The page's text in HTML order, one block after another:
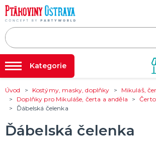
Půjčovna kostýmů
Párty výzdoba na klíč
Nafukování balónků
Kategorie
PÁRTY VÝZDOBA
Tématické párty
Pozvánky
Úvod Kostýmy, masky, doplňky
Mikuláš,
Doplňky pro Mikuláše, čerta a anděla
Ďábelská čelenka
Ďábelská čelenka